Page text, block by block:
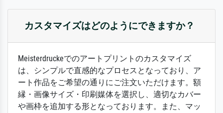
カスタマイズはどのようにできますか？
Meisterdruckeでのアートプリントのカスタマイズ
は、シンプルで直感的なプロセスとなっており、ア
ート作品をご希望の通りにご注文いただけます。額
縁・画像サイズ・印刷媒体を選択し、適切なカバー
や画枠を追加する形となっております。また、マッ